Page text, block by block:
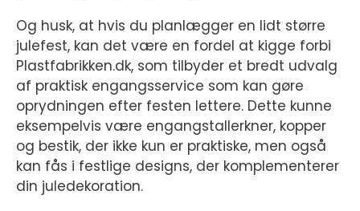
Og husk, at hvis du planlægger en lidt større
julefest, kan det være en fordel at kigge forbi
Plastfabrikken.dk, som tilbyder et bredt udvalg
af praktisk engangsservice som kan gøre
oprydningen efter festen lettere. Dette kunne
eksempelvis være engangstallerkner, kopper
og bestik, der ikke kun er praktiske, men også
kan fås i festlige designs, der komplementerer
din juledekoration.